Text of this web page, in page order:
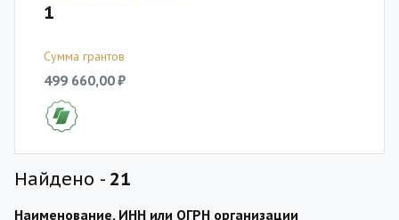
1
Сумма грантов
499 660,00 ₽
Найдено - 21
Наименование, ИНН или ОГРН организации